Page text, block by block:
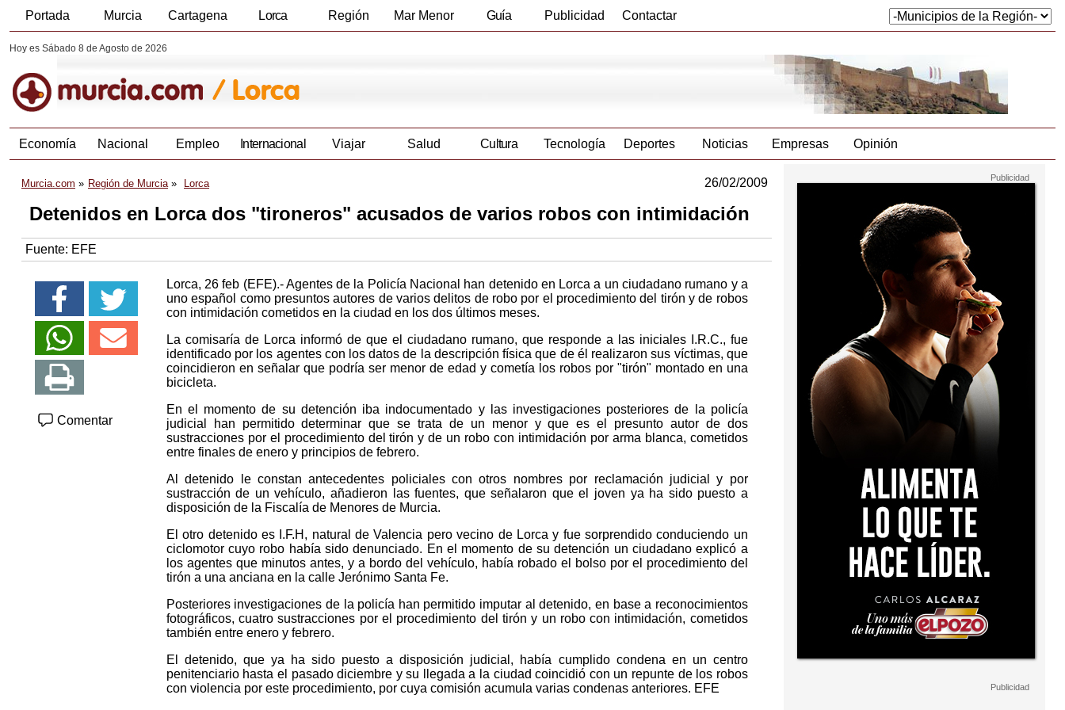
Portada Murcia Cartagena Lorca Región Mar Menor Guía Publicidad Contactar
Hoy es Sábado 8 de Agosto de 2026
Economía Nacional Empleo Internacional Viajar Salud Cultura Tecnología Deportes Noticias Empresas Opinión
Murcia.com Región de Murcia Lorca 26/02/2009
Detenidos en Lorca dos "tironeros" acusados de varios robos con intimidación
Fuente: EFE
Comentar
Lorca, 26 feb (EFE).- Agentes de la Policía Nacional han detenido en Lorca a un ciudadano rumano y a
uno español como presuntos autores de varios delitos de robo por el procedimiento del tirón y de robos
con intimidación cometidos en la ciudad en los dos últimos meses.
La comisaría de Lorca informó de que el ciudadano rumano, que responde a las iniciales I.R.C., fue
identificado por los agentes con los datos de la descripción física que de él realizaron sus víctimas, que
coincidieron en señalar que podría ser menor de edad y cometía los robos por "tirón" montado en una
bicicleta.
En el momento de su detención iba indocumentado y las investigaciones posteriores de la policía
judicial han permitido determinar que se trata de un menor y que es el presunto autor de dos
sustracciones por el procedimiento del tirón y de un robo con intimidación por arma blanca, cometidos
entre finales de enero y principios de febrero.
Al detenido le constan antecedentes policiales con otros nombres por reclamación judicial y por
sustracción de un vehículo, añadieron las fuentes, que señalaron que el joven ya ha sido puesto a
disposición de la Fiscalía de Menores de Murcia.
El otro detenido es I.F.H, natural de Valencia pero vecino de Lorca y fue sorprendido conduciendo un
ciclomotor cuyo robo había sido denunciado. En el momento de su detención un ciudadano explicó a
los agentes que minutos antes, y a bordo del vehículo, había robado el bolso por el procedimiento del
tirón a una anciana en la calle Jerónimo Santa Fe.
Posteriores investigaciones de la policía han permitido imputar al detenido, en base a reconocimientos
fotográficos, cuatro sustracciones por el procedimiento del tirón y un robo con intimidación, cometidos
también entre enero y febrero.
El detenido, que ya ha sido puesto a disposición judicial, había cumplido condena en un centro
penitenciario hasta el pasado diciembre y su llegada a la ciudad coincidió con un repunte de los robos
con violencia por este procedimiento, por cuya comisión acumula varias condenas anteriores. EFE